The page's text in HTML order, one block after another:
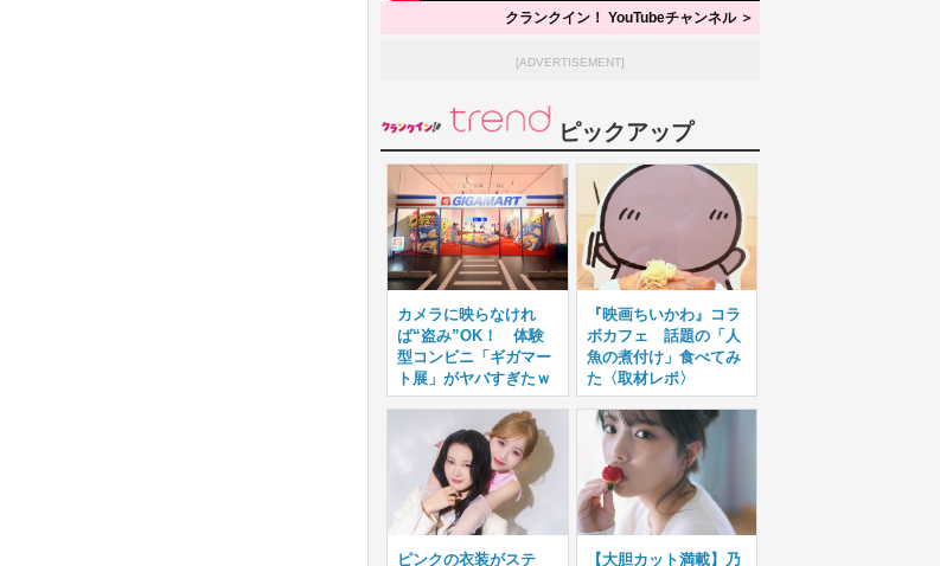
クランクイン！ YouTubeチャンネル ＞
[ADVERTISEMENT]
ピックアップ
カメラに映らなけれ
ば“盗み”OK！ 体験
型コンビニ「ギガマー
ト展」がヤバすぎたｗ
『映画ちいかわ』コラ
ボカフェ 話題の「人
魚の煮付け」食べてみ
た〈取材レポ〉
ピンクの衣装がステ 【大胆カット満載】乃